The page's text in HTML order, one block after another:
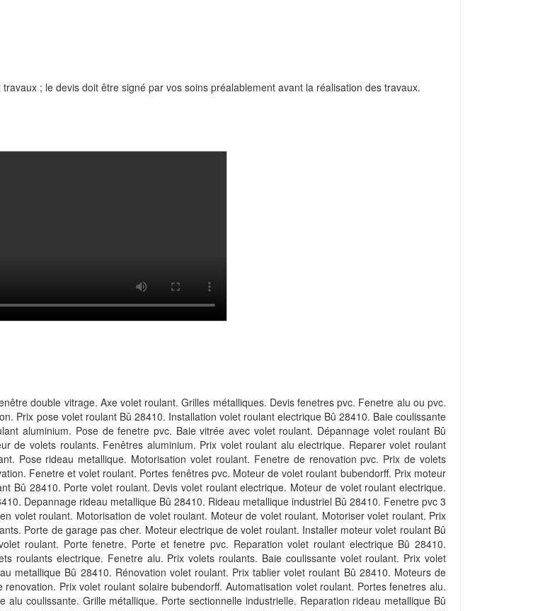
; le devis doit être signé par vos soins préalablement avant la réalisation des travaux.
double vitrage. Axe volet roulant. Grilles métalliques. Devis fenetres pvc. Fenetre alu ou pvc.
Prix pose volet roulant Bû 28410. Installation volet roulant electrique Bû 28410. Baie coulissante
aluminium. Pose de fenetre pvc. Baie vitrée avec volet roulant. Dépannage volet roulant Bû
de volets roulants. Fenêtres aluminium. Prix volet roulant alu electrique. Reparer volet roulant
Pose rideau metallique. Motorisation volet roulant. Fenetre de renovation pvc. Prix de volets
Fenetre et volet roulant. Portes fenêtres pvc. Moteur de volet roulant bubendorff. Prix moteur
Bû 28410. Porte volet roulant. Devis volet roulant electrique. Moteur de volet roulant electrique.
Depannage rideau metallique Bû 28410. Rideau metallique industriel Bû 28410. Fenetre pvc 3
volet roulant. Motorisation de volet roulant. Moteur de volet roulant. Motoriser volet roulant. Prix
Porte de garage pas cher. Moteur electrique de volet roulant. Installer moteur volet roulant Bû
roulant. Porte fenetre. Porte et fenetre pvc. Reparation volet roulant electrique Bû 28410.
roulants electrique. Fenetre alu. Prix volets roulants. Baie coulissante volet roulant. Prix volet
metallique Bû 28410. Rénovation volet roulant. Prix tablier volet roulant Bû 28410. Moteurs de
Prix volet roulant solaire bubendorff. Automatisation volet roulant. Portes fenetres alu.
coulissante. Grille métallique. Porte sectionnelle industrielle. Reparation rideau metallique Bû